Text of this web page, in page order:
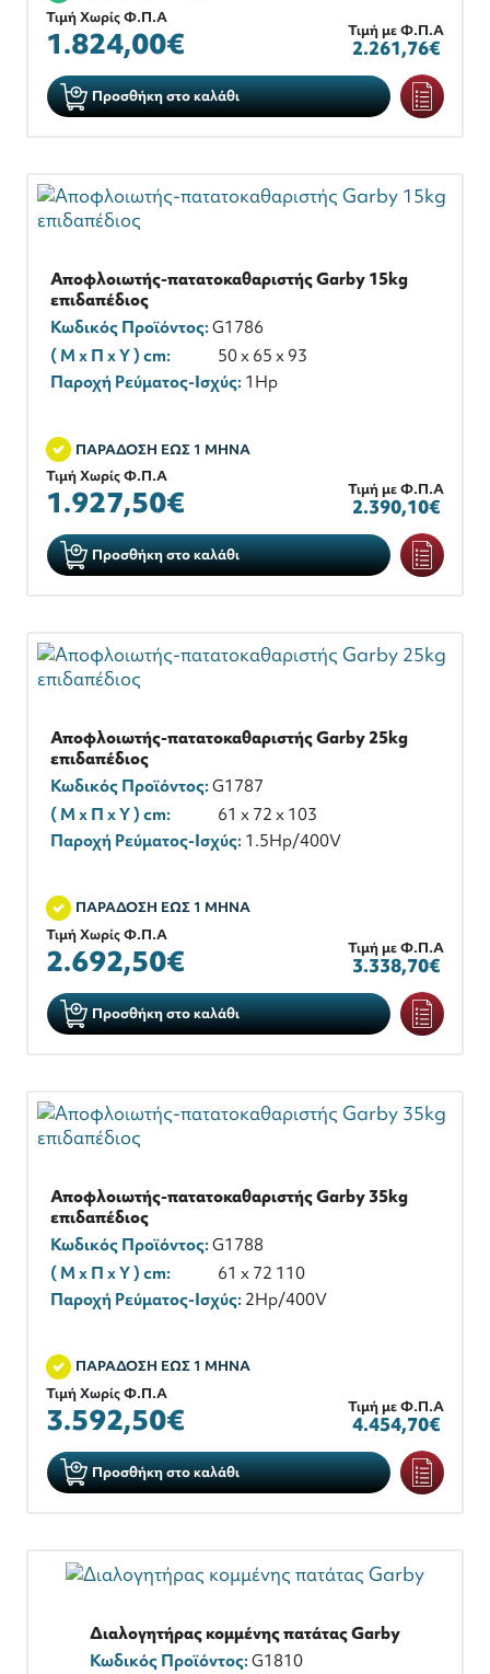
Τιμή Χωρίς Φ.Π.Α
1.824,00€ Τιμή με Φ.Π.Α
2.261,76€
Προσθήκη στο καλάθι
Αποφλοιωτής-πατατοκαθαριστής Garby 15kg
επιδαπέδιος
Κωδικός Προϊόντος:G1786
( M x Π x Y ) cm:
50 x 65 x 93
Παροχή Ρεύματος-Ισχύς: 1Hp
ΠΑΡΑΔΟΣΗ ΕΩΣ 1 ΜΗΝΑ
Τιμή Χωρίς Φ.Π.Α
1.927,50€ Τιμή με Φ.Π.Α
2.390,10€
Προσθήκη στο καλάθι
Αποφλοιωτής-πατατοκαθαριστής Garby 25kg
επιδαπέδιος
Κωδικός Προϊόντος:G1787
( M x Π x Y ) cm:
61 x 72 x 103
Παροχή Ρεύματος-Ισχύς: 1.5Hp/400V
ΠΑΡΑΔΟΣΗ ΕΩΣ 1 ΜΗΝΑ
Τιμή Χωρίς Φ.Π.Α
2.692,50€ Τιμή με Φ.Π.Α
3.338,70€
Προσθήκη στο καλάθι
Αποφλοιωτής-πατατοκαθαριστής Garby 35kg
επιδαπέδιος
Κωδικός Προϊόντος:G1788
( M x Π x Y ) cm:
61 x 72 110
Παροχή Ρεύματος-Ισχύς: 2Hp/400V
ΠΑΡΑΔΟΣΗ ΕΩΣ 1 ΜΗΝΑ
Τιμή Χωρίς Φ.Π.Α
3.592,50€ Τιμή με Φ.Π.Α
4.454,70€
Προσθήκη στο καλάθι
Διαλογητήρας κομμένης πατάτας Garby
Κωδικός Προϊόντος:G1810